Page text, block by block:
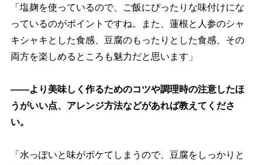
「塩麹を使っているので、ご飯にぴったりな味付けにな
っているのがポイントですね。また、蓮根と人参のシャ
キシャキとした食感、豆腐のもったりとした食感、その
両方を楽しめるところも魅力だと思います」
――より美味しく作るためのコツや調理時の注意したほ
うがいい点、アレンジ方法などがあれば教えてくださ
い。
「水っぽいと味がボケてしまうので、豆腐をしっかりと